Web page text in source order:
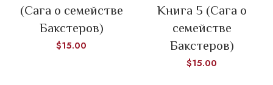
(Сага о семействе
Бакстеров)
$15.00
Книга 5 (Сага о
семействе
Бакстеров)
$15.00